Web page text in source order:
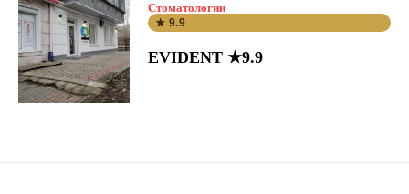
Стоматологии
★ 9.9
EVIDENT ★9.9